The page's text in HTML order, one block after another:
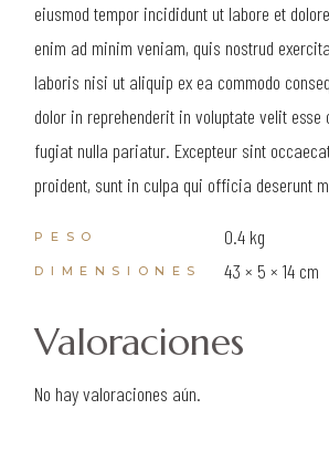
eiusmod tempor incididunt ut labore et
enim ad minim veniam, quis nostrud
laboris nisi ut aliquip ex ea commodo
dolor in reprehenderit in voluptate velit esse
fugiat nulla pariatur. Excepteur sint
proident, sunt in culpa qui officia deserunt
PESO 0.4 kg
DIMENSIONES 43 × 5 × 14 cm
Valoraciones
No hay valoraciones aún.